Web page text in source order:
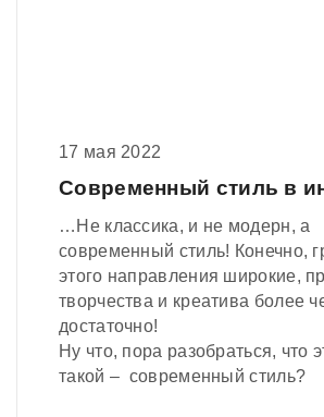
17 мая 2022
Современный стиль в
…Не классика, и не модерн, а
современный стиль! Конечно,
этого направления широкие,
творчества и креатива более
достаточно!
Ну что, пора разобраться, что
такой – современный стиль?